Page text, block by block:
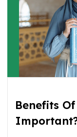
Benefits